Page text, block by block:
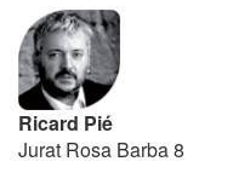
Ricard Pié
Jurat Rosa Barba 8